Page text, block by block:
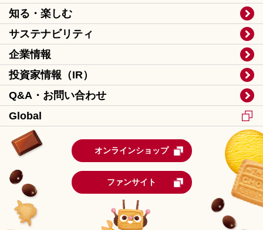
知る・楽しむ
サステナビリティ
企業情報
投資家情報（IR）
Q&A・お問い合わせ
Global
オンラインショップ
ファンサイト